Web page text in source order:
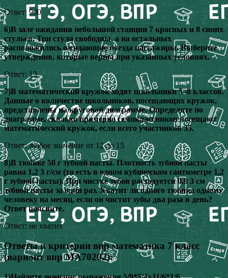
Ответ: 900
6)В зале ожидания небольшой станции 7 красных и 8 синих
стульев. Три стула свободны, а на остальных
расположились ожидающие поезда пассажиры. Выберите
утверждения, которые верны при указанных условиях.
Ответ: 13
7)В математический кружок ходят школьники 5–8 классов.
Данные о количестве школьников, посещающих кружок,
представлены на круговой диаграмме. Определите по
диаграмме, сколько примерно семиклассников посещают
математический кружок, если всего участников 35.
Ответ: любое значение от 12 до 15
8)В тюбике 50 г зубной пасты. Плотность зубной пасты
равна 1,2 3 г/см (то есть в одном кубическом сантиметре 1,2
г зубной пасты). При чистке зубов расходуется 0,8 3 см
зубной пасты за один раз. Хватит ли одного тюбика одному
человеку на месяц, если он чистит зубы два раза в день?
Ответ поясните.
Ответ: не хватит
Ответы и критерии впр математика 7 класс
(вариант впр МА70202):